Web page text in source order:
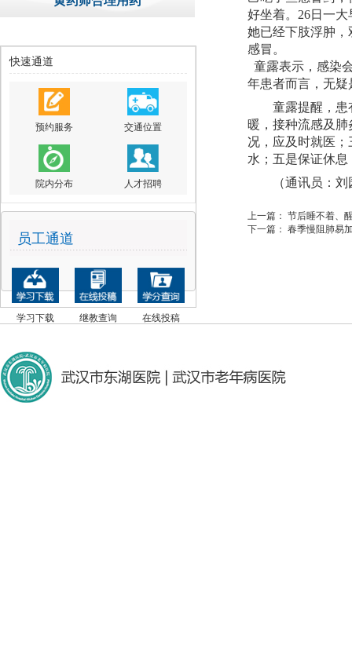
快速通道
预约服务 交通位置
院内分布 人才招聘
员工通道
学习下载 继教查询 在线投稿
好坐着。 26日一
她已经下肢浮肿 ，
感冒 。
童露表示， 感染
年患者而言，无疑
童露提醒 ， 患
暖，接种流感及肺
况，应及时就医；
水； 五是保证休息
（通讯员：刘
上一篇： 节后睡不着、
下一篇： 春季慢阻肺易